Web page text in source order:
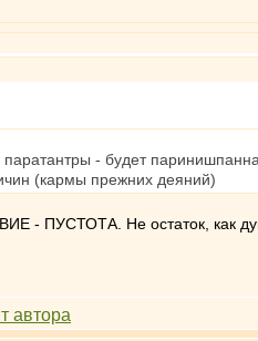
- будет
(кармы прежних деяний)
ПУСТОТА. Не остаток, как